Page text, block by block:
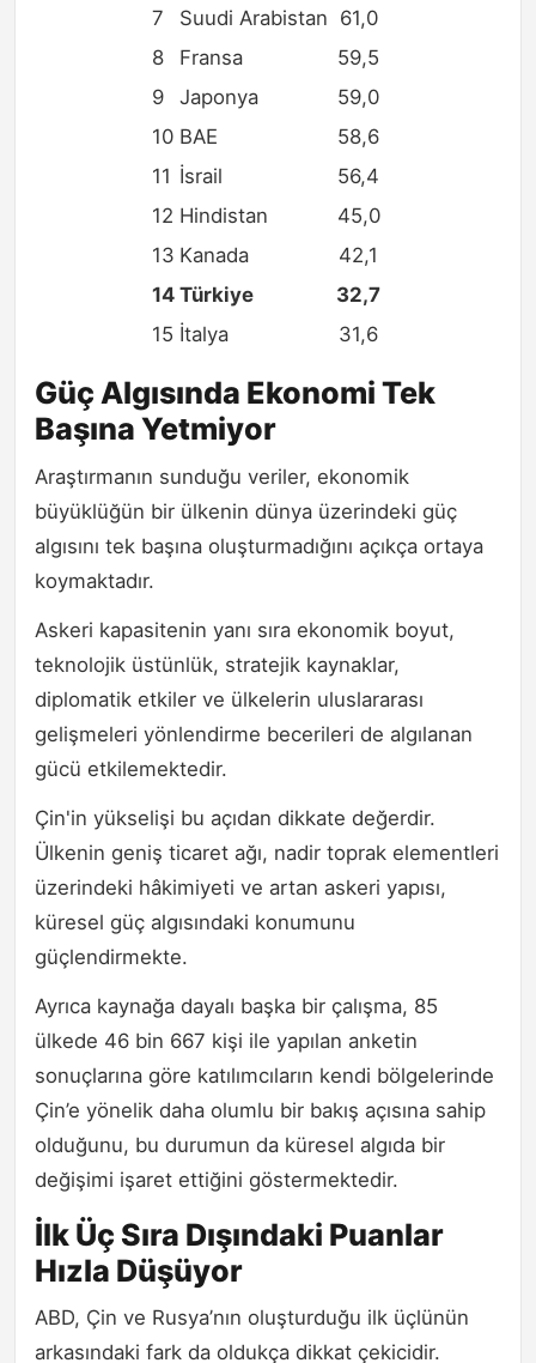
7 Suudi Arabistan 61,0
8
Fransa
59,5
9
Japonya
59,0
10 BAE
58,6
11 İsrail
56,4
12 Hindistan
45,0
13 Kanada
42,1
14 Türkiye
32,7
15 İtalya 31,6
Güç Algısında Ekonomi Tek
Başına Yetmiyor
Araştırmanın sunduğu veriler, ekonomik
büyüklüğün bir ülkenin dünya üzerindeki güç
algısını tek başına oluşturmadığını açıkça ortaya
koymaktadır.
Askeri kapasitenin yanı sıra ekonomik boyut,
teknolojik üstünlük, stratejik kaynaklar,
diplomatik etkiler ve ülkelerin uluslararası
gelişmeleri yönlendirme becerileri de algılanan
gücü etkilemektedir.
Çin'in yükselişi bu açıdan dikkate değerdir.
Ülkenin geniş ticaret ağı, nadir toprak elementleri
üzerindeki hâkimiyeti ve artan askeri yapısı,
küresel güç algısındaki konumunu
güçlendirmekte.
Ayrıca kaynağa dayalı başka bir çalışma, 85
ülkede 46 bin 667 kişi ile yapılan anketin
sonuçlarına göre katılımcıların kendi bölgelerinde
Çin’e yönelik daha olumlu bir bakış açısına sahip
olduğunu, bu durumun da küresel algıda bir
değişimi işaret ettiğini göstermektedir.
İlk Üç Sıra Dışındaki Puanlar
Hızla Düşüyor
ABD, Çin ve Rusya’nın oluşturduğu ilk üçlünün
arkasındaki fark da oldukça dikkat çekicidir.